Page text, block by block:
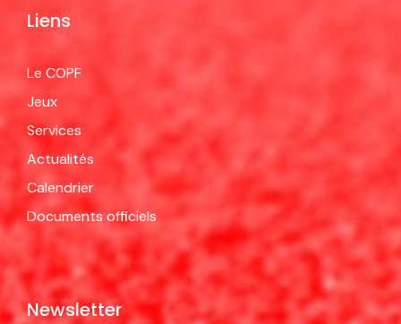
Liens
Le COPF
Jeux
Services
Actualités
Calendrier
Documents officiels
Newsletter